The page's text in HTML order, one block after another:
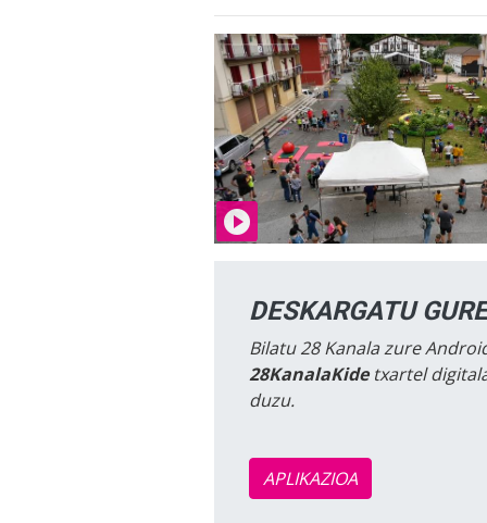
DESKARGATU
Bilatu 28 Kanala zure
28KanalaKidetxartel
duzu.
APLIKAZIOA